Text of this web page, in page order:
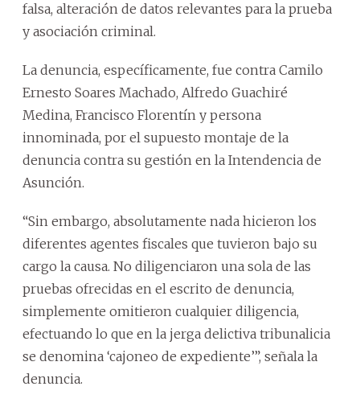
falsa, alteración de datos relevantes para la prueba
y asociación criminal.
La denuncia, específicamente, fue contra Camilo
Ernesto Soares Machado, Alfredo Guachiré
Medina, Francisco Florentín y persona
innominada, por el supuesto montaje de la
denuncia contra su gestión en la Intendencia de
Asunción.
“Sin embargo, absolutamente nada hicieron los
diferentes agentes fiscales que tuvieron bajo su
cargo la causa. No diligenciaron una sola de las
pruebas ofrecidas en el escrito de denuncia,
simplemente omitieron cualquier diligencia,
efectuando lo que en la jerga delictiva tribunalicia
se denomina ‘cajoneo de expediente’”, señala la
denuncia.